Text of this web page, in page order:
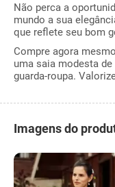
Não perca a
mundo a sua
que reflete seu bom
Compre agora
uma saia modesta
guarda-roupa.
Imagens do